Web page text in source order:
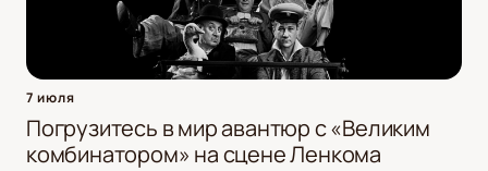
7 июля
Погрузитесь в мир авантюр с «Великим
комбинатором» на сцене Ленкома